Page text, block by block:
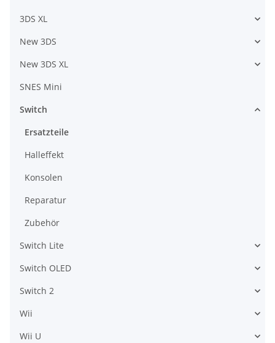
3DS XL
New 3DS
New 3DS XL
SNES Mini
Switch
Ersatzteile
Halleffekt
Konsolen
Reparatur
Zubehör
Switch Lite
Switch OLED
Switch 2
Wii
Wii U